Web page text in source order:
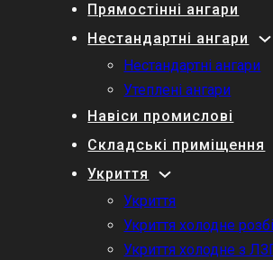
Прямостінні ангари
Нестандартні ангари
Нестандартні ангари
Утеплені ангари
Навіси промислові
Складські приміщення
Укриття
Укриття
Укриття холодне
Укриття холодне з